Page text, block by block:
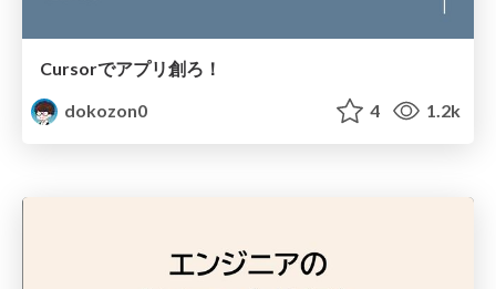
Cursorでアプリ創ろ！
dokozon0
4 1.2k